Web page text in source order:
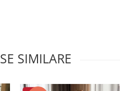
SIMILARE